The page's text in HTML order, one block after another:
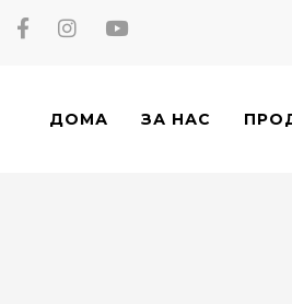
ДОМА ЗА НАС